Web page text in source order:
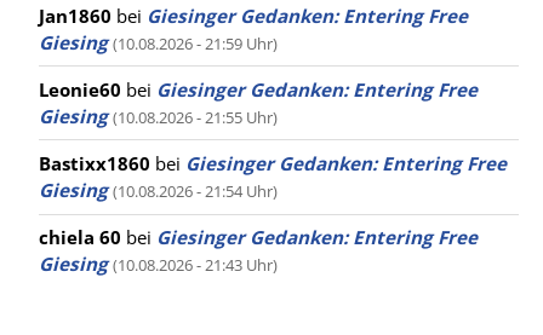
Jan1860 bei Giesinger Gedanken: Entering Free
Giesing (10.08.2026 - 21:59 Uhr)
Leonie60 bei Giesinger Gedanken: Entering Free
Giesing (10.08.2026 - 21:55 Uhr)
Bastixx1860 bei Giesinger Gedanken: Entering Free
Giesing (10.08.2026 - 21:54 Uhr)
chiela 60 bei Giesinger Gedanken: Entering Free
Giesing (10.08.2026 - 21:43 Uhr)